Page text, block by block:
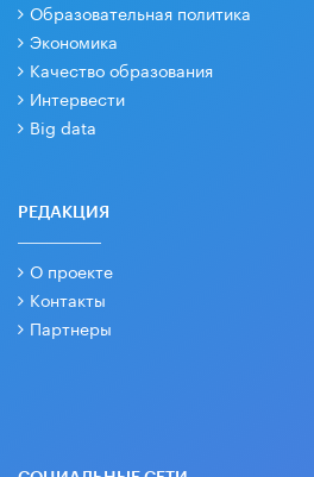
Образовательная политика
Экономика
Качество образования
Интервести
Big data
РЕДАКЦИЯ
О проекте
Контакты
Партнеры